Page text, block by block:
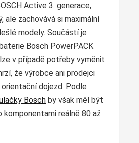
Active 3. generace,
ale zachovává si maximální
modely. Součástí je
Bosch PowerPACK
v případě potřeby vyměnit
že výrobce ani prodejci
dojezd. Podle
Bosch by však měl být
reálně 80 až